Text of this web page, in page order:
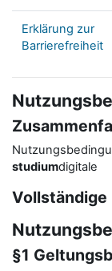
Erklärung zur
Barrierefreiheit
studiumdigitale
Vollständige
§1